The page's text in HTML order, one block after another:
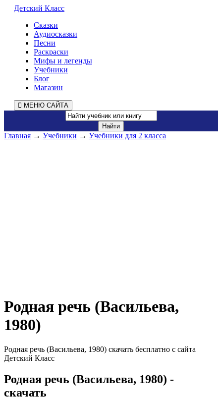
Детский Класс
Сказки
Аудиосказки
Песни
Раскраски
Мифы и легенды
Учебники
Блог
Магазин
МЕНЮ САЙТА
Главная → Учебники → Учебники для 2 класса
Родная речь (Васильева,
1980)
Родная речь (Васильева, 1980) скачать бесплатно с сайта
Детский Класс
Родная речь (Васильева, 1980) -
скачать